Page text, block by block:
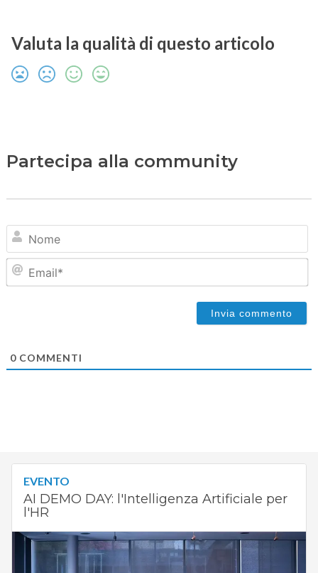
Valuta la qualità di questo articolo
Partecipa alla community
0COMMENTI
EVENTO
AI DEMO DAY: l'Intelligenza Artificiale per
l'HR